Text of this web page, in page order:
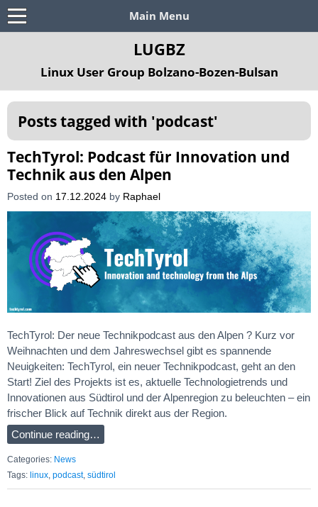
Main Menu
LUGBZ
Linux User Group Bolzano-Bozen-Bulsan
Posts tagged with 'podcast'
TechTyrol: Podcast für Innovation und
Technik aus den Alpen
Posted on 17.12.2024 by Raphael
TechTyrol: Der neue Technikpodcast aus den Alpen ?️ Kurz vor
Weihnachten und dem Jahreswechsel gibt es spannende
Neuigkeiten: TechTyrol, ein neuer Technikpodcast, geht an den
Start! Ziel des Projekts ist es, aktuelle Technologietrends und
Innovationen aus Südtirol und der Alpenregion zu beleuchten – ein
frischer Blick auf Technik direkt aus der Region.
Continue reading…
Categories: News
Tags: linux, podcast, südtirol